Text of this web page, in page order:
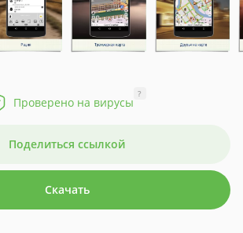
Проверено на вирусы
?
Поделиться ссылкой
Скачать